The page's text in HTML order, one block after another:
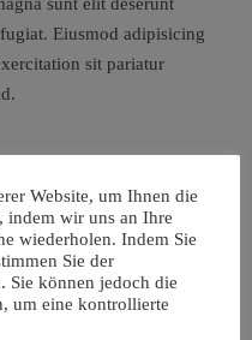
Eiusmod adipisicing
sit pariatur
Website, um Ihnen die
indem wir uns an Ihre
wiederholen. Indem Sie
Sie der
Sie können jedoch die
um eine kontrollierte